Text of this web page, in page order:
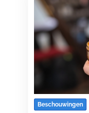
Beschouwingen